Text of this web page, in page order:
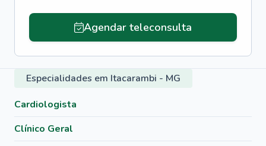
Agendar teleconsulta
Especialidades em Itacarambi - MG
Cardiologista
Clínico Geral